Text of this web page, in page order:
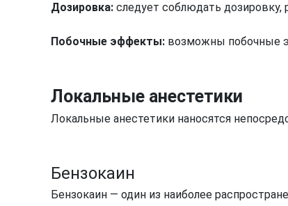
Дозировка: следует соблюдать
Побочные эффекты: возможны побочные
Локальные анестетики
Локальные анестетики наносятся
Бензокаин
Бензокаин — один из наиболее